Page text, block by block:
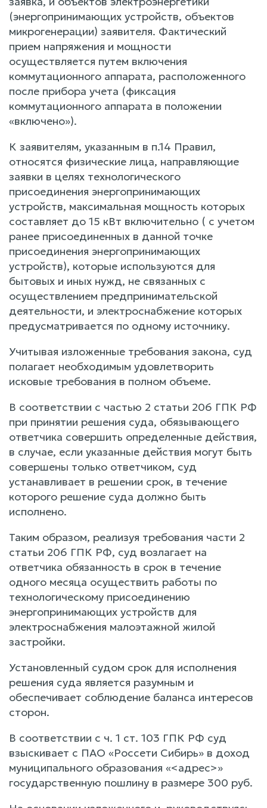
(энергопринимающих устройств, объектов
микрогенерации) заявителя. Фактический
прием напряжения и мощности
осуществляется путем включения
коммутационного аппарата, расположенного
после прибора учета (фиксация
коммутационного аппарата в положении
«включено»).
К заявителям, указанным в п.14 Правил,
относятся физические лица, направляющие
заявки в целях технологического
присоединения энергопринимающих
устройств, максимальная мощность которых
составляет до 15 кВт включительно ( с учетом
ранее присоединенных в данной точке
присоединения энергопринимающих
устройств), которые используются для
бытовых и иных нужд, не связанных с
осуществлением предпринимательской
деятельности, и электроснабжение которых
предусматривается по одному источнику.
Учитывая изложенные требования закона, суд
полагает необходимым удовлетворить
исковые требования в полном объеме.
В соответствии с частью 2 статьи 206 ГПК РФ
при принятии решения суда, обязывающего
ответчика совершить определенные действия,
в случае, если указанные действия могут быть
совершены только ответчиком, суд
устанавливает в решении срок, в течение
которого решение суда должно быть
исполнено.
Таким образом, реализуя требования части 2
статьи 206 ГПК РФ, суд возлагает на
ответчика обязанность в срок в течение
одного месяца осуществить работы по
технологическому присоединению
энергопринимающих устройств для
электроснабжения малоэтажной жилой
застройки.
Установленный судом срок для исполнения
решения суда является разумным и
обеспечивает соблюдение баланса интересов
сторон.
В соответствии с ч. 1 ст. 103 ГПК РФ суд
взыскивает с ПАО «Россети Сибирь» в доход
муниципального образования «<адрес>»
государственную пошлину в размере 300 руб.